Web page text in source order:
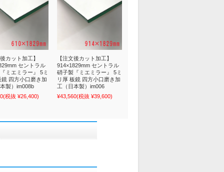
カット加工】
セントラル
ミエミラー』 5ミ
鏡 四方小口磨き加
製）im008b
(税抜 ¥26,400)
【注文後カット加工】
914×1829mm セントラル
硝子製『ミエミラー』 5ミ
リ厚 板鏡 四方小口磨き加
工（日本製）im006
¥43,560(税抜 ¥39,600)